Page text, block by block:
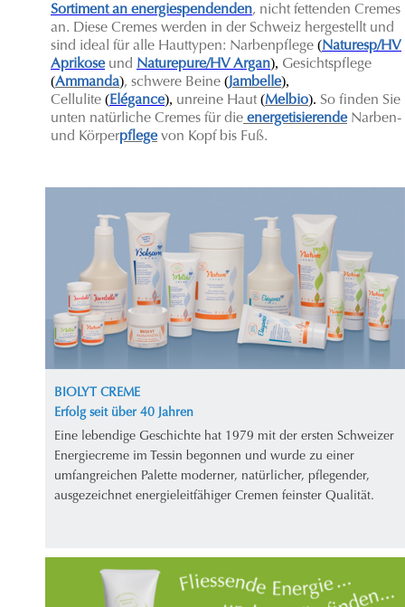
Sortiment an energiespendenden, nicht fettenden Cremes
an. Diese Cremes werden in der Schweiz hergestellt und
sind ideal für alle Hauttypen: Narbenpflege (Naturesp/HV
Aprikose und Naturepure/HV Argan), Gesichtspflege
(Ammanda), schwere Beine (Jambelle),
Cellulite (Elégance), unreine Haut (Melbio). So finden Sie
unten natürliche Cremes für die energetisierendeNarben-
und Körperpflegevon Kopf bis Fuß.
BIOLYT CREME
Erfolg seit über 40 Jahren
Eine lebendige Geschichte hat 1979 mit der ersten Schweizer
Energiecreme im Tessin begonnen und wurde zu einer
umfangreichen Palette moderner, natürlicher, pflegender,
ausgezeichnet energieleitfähiger Cremen feinster Qualität.